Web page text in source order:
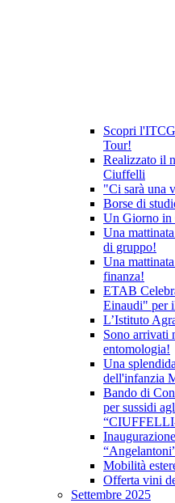
Scopri
Tour!
Realizzato il
Ciuffelli
"Ci sarà una
Borse di
Un Giorno in
Una
di gruppo!
Una
finanza!
ETAB
Einaudi" per
L’Istituto
Sono arrivati
entomologia!
Una
dell'infanzia
Bando di
per sussidi
Mobilità
Offerta vini
Settembre 2025